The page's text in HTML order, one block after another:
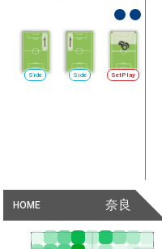
SetPlay
Side
Side
HOME 奈良